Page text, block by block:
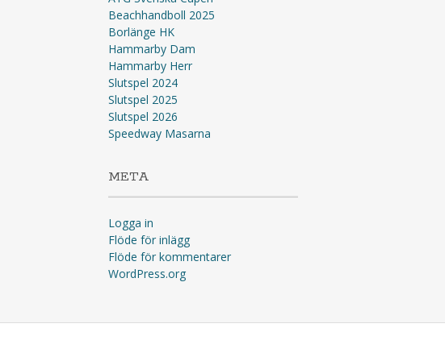
Beachhandboll 2025
Borlänge HK
Hammarby Dam
Hammarby Herr
Slutspel 2024
Slutspel 2025
Slutspel 2026
Speedway Masarna
META
Logga in
Flöde för inlägg
Flöde för kommentarer
WordPress.org